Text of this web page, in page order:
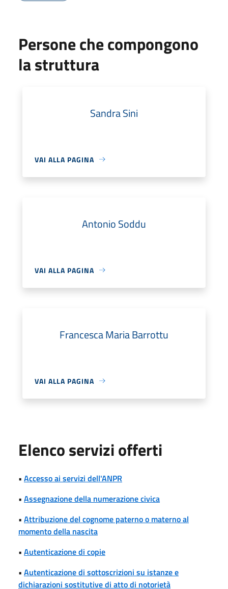
Persone che compongono
la struttura
Sandra Sini
VAI ALLA PAGINA
Antonio Soddu
VAI ALLA PAGINA
Francesca Maria Barrottu
VAI ALLA PAGINA
Elenco servizi offerti
• Accesso ai servizi dell'ANPR
• Assegnazione della numerazione civica
• Attribuzione del cognome paterno o materno al
momento della nascita
• Autenticazione di copie
• Autenticazione di sottoscrizioni su istanze e
dichiarazioni sostitutive di atto di notorietà